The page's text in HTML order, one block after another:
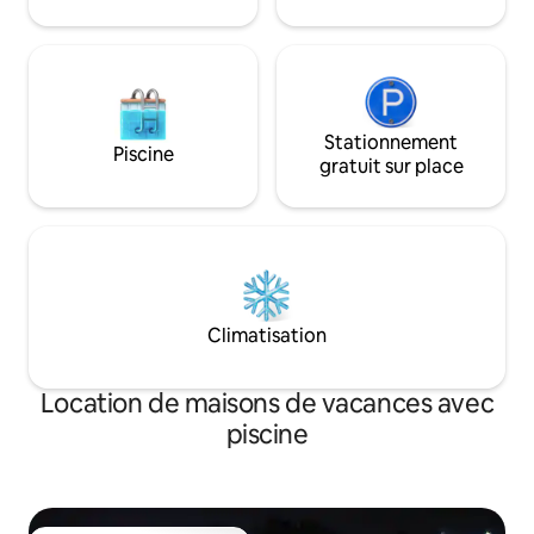
réparation prendra au maximum 2 à 4
travail dédié et
OMR ✔ Power
Piscine
Stationnement
gratuit sur place
Climatisation
Location de maisons de vacances avec
piscine